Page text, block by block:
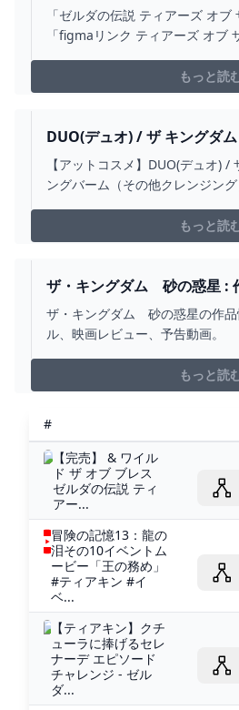
VER. ワンホビ38新作フィギュア展示フォトギャラ
リー
「ゼルダの伝説 ティアーズ オブ
「figmaリンク ティアーズ オブ
もっと読
DUO(デュオ) / ザ キングダ
の口コミ一覧｜美容・化粧
【アットコスメ】DUO(デュオ) /
ングバーム（その他クレンジン
果・使用感をチェックできます
ミ情報を探すなら@cosme！
もっと読
ザ・キングダム 砂の惑星 :
ザ・キングダム 砂の惑星の作品
ル、映画レビュー、予告動画。
もっと読
#
【完売】 & ワイル
ド ザ オブ ブレス
ゼルダの伝説 ティ
アー...
冒険の記憶13：龍の
泪その10イベントム
ービー「王の務め」
#ティアキン #イ
ベ...
【ティアキン】クチ
ューラに捧げるセレ
ナーデ エピソード
チャレンジ - ゼル
ダ...